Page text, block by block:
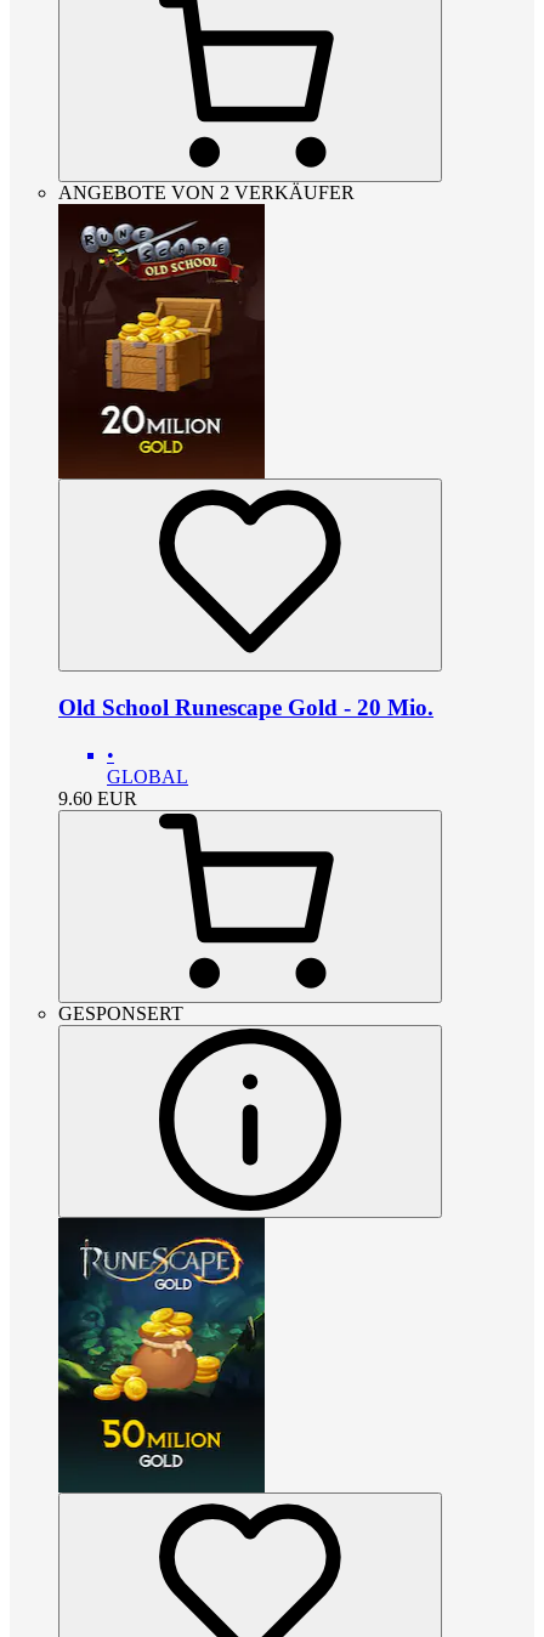
ANGEBOTE VON 2 VERKÄUFER
Old School Runescape Gold - 20 Mio.
•
GLOBAL
9.60 EUR
GESPONSERT